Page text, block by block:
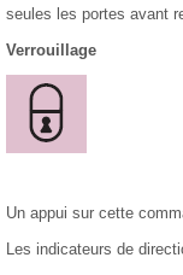
seules les portes avant
Verrouillage
Un appui sur cette
Les indicateurs de